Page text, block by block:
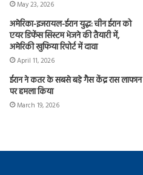
May 23, 2026
अमेरिका-इजरायल-ईरान युद्ध: चीन ईरान को
एयर डिफेंस सिस्टम भेजने की तैयारी में,
अमेरिकी खुफिया रिपोर्ट में दावा
April 11, 2026
ईरान ने कतर के सबसे बड़े गैस केंद्र रास लाफान
पर हमला किया
March 19, 2026